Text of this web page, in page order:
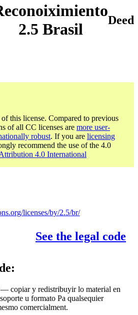
2.5 Brasil
Deed
this license. Compared to previous
of all CC licenses are more user-
robust. If you are licensing
recommend the use of the 4.0
4.0 International
licenses/by/2.5/br/
See the legal code
— copiar y redistribuyir lo material en
u formato Pa qualsequier
comercialment.